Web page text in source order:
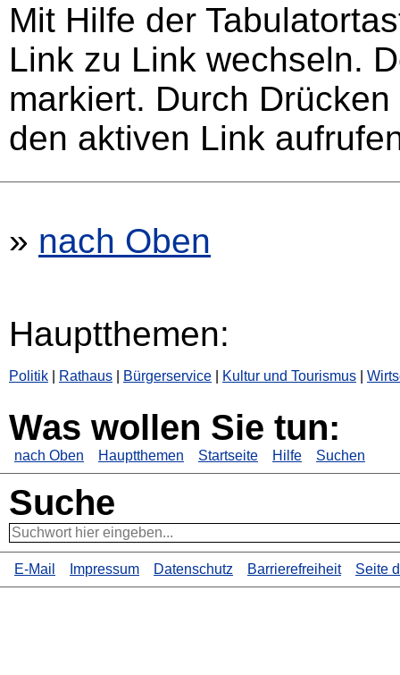
Mit Hilfe der
Link zu Link wechseln.
markiert. Durch
den aktiven Link
» nach Oben
Hauptthemen:
Politik Rathaus Bürgerservice Kultur und Tourismus
Was wollen Sie tun:
nach Oben Hauptthemen Startseite Hilfe Suchen
Suche
E-Mail Impressum Datenschutz Barrierefreiheit Seite